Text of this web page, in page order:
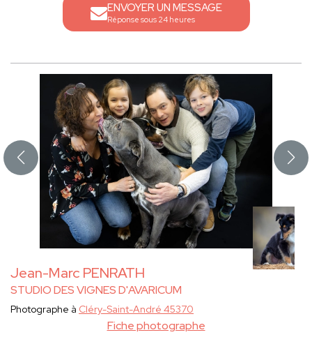
ENVOYER UN MESSAGE
Réponse sous 24 heures
Jean-Marc PENRATH
STUDIO DES VIGNES D'AVARICUM
Fiche photographe
Photographe à Cléry-Saint-André 45370